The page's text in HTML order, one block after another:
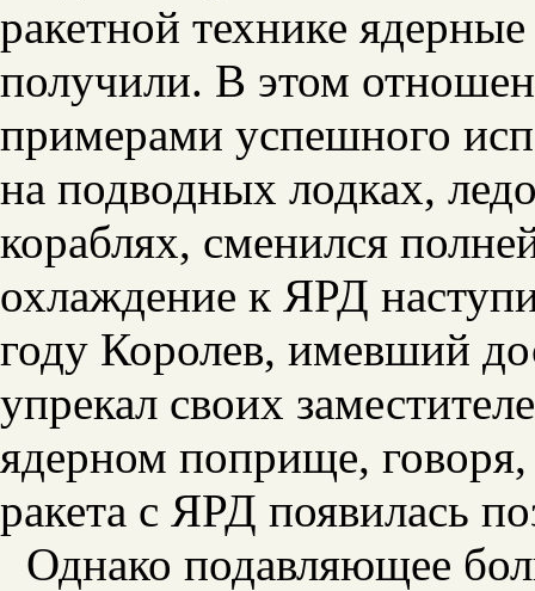
ракетной технике
получили. В этом
примерами успешного
на подводных лодках,
кораблях, сменился
охлаждение к ЯРД
году Королев, имевший
упрекал своих
ядерном поприще, говоря,
ракета с ЯРД появилась
Однако подавляющее